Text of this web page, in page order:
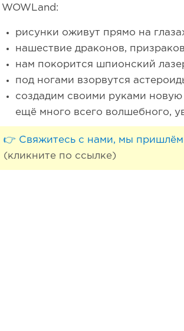
WOWLand:
рисунки оживут прямо на
нашествие драконов,
нам покорится шпионский
под ногами взорвутся
создадим своими руками
ещё много всего волшебного,
👉 Свяжитесь с нами, мы
(кликните по ссылке)